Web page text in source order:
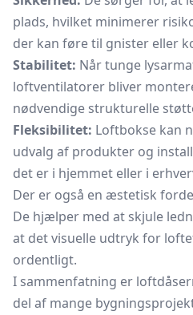
plads, hvilket minimerer
der kan føre til gnister eller
Stabilitet: Når tunge
loftventilatorer bliver
nødvendige strukturelle
Fleksibilitet: Loftbokse kan
udvalg af produkter og
det er i hjemmet eller i
Der er også en æstetisk
De hjælper med at skjule
at det visuelle udtryk for
ordentligt.
I sammenfatning er
del af mange